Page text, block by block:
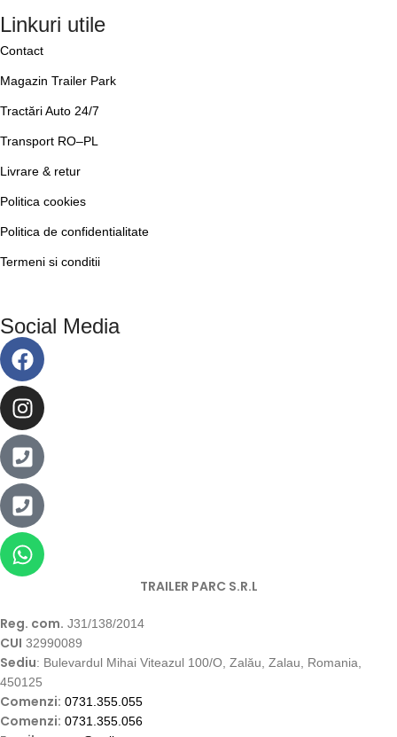
Linkuri utile
Contact
Magazin Trailer Park
Tractări Auto 24/7
Transport RO–PL
Livrare & retur
Politica cookies
Politica de confidentialitate
Termeni si conditii
Social Media
TRAILER PARC S.R.L
Reg. com. J31/138/2014
CUI 32990089
Sediu: Bulevardul Mihai Viteazul 100/O, Zalău, Zalau, Romania,
450125
Comenzi: 0731.355.055
Comenzi: 0731.355.056